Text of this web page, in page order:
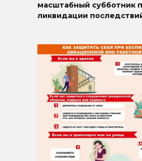
масштабный субботник
ликвидации